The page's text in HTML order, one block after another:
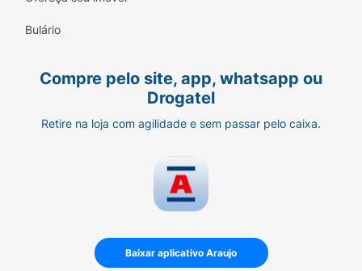
Bulário
Compre pelo site, app, whatsapp ou
Drogatel
Retire na loja com agilidade e sem passar pelo caixa.
Baixar aplicativo Araujo